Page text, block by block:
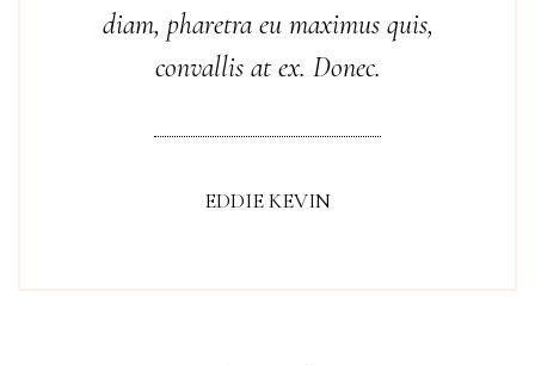
diam, pharetra eu maximus quis,
convallis at ex. Donec.
EDDIE KEVIN